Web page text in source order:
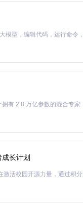
法
相应依赖管理工具
-y
长计划